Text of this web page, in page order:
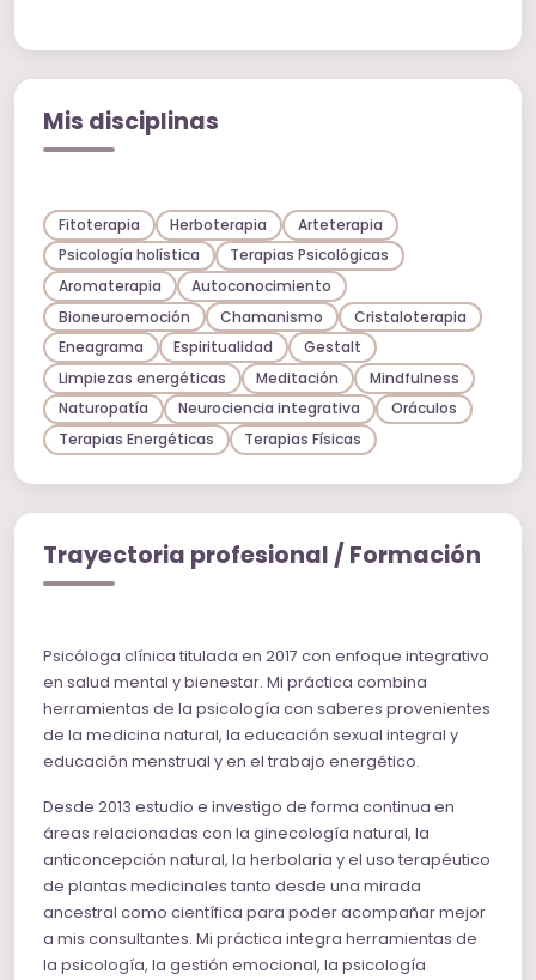
Mis disciplinas
Fitoterapia Herboterapia
Arteterapia
Psicología holística
Terapias Psicológicas
Aromaterapia
Autoconocimiento
Bioneuroemoción
Chamanismo
Cristaloterapia
Eneagrama
Espiritualidad
Gestalt
Limpiezas energéticas
Meditación
Mindfulness
Naturopatía
Neurociencia integrativa
Oráculos
Terapias Energéticas
Terapias Físicas
Trayectoria profesional / Formación
Psicóloga clínica titulada en 2017 con enfoque integrativo
en salud mental y bienestar. Mi práctica combina
herramientas de la psicología con saberes provenientes
de la medicina natural, la educación sexual integral y
educación menstrual y en el trabajo energético.
Desde 2013 estudio e investigo de forma continua en
áreas relacionadas con la ginecología natural, la
anticoncepción natural, la herbolaria y el uso terapéutico
de plantas medicinales tanto desde una mirada
ancestral como científica para poder acompañar mejor
a mis consultantes. Mi práctica integra herramientas de
la psicología, la gestión emocional, la psicología